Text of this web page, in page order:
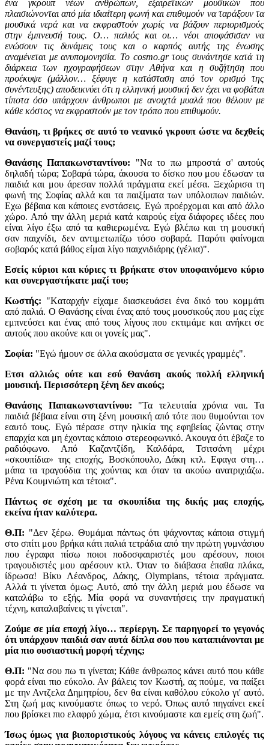
ένα γκρουπ νέων ανθρώπων, εξαιρετικών μουσικών που
πλαισιώνονται από μία ιδιαίτερη φωνή και επιθυμούν να ταράξουν τα
μουσικά νερά και να εκφραστούν χωρίς να βάζουν περιορισμούς
στην έμπνευσή τους. Ο… παλιός και οι… νέοι αποφάσισαν να
ενώσουν τις δυνάμεις τους και o καρπός αυτής της ένωσης
αναμένεται με ανυπομονησία. Το cosmo.gr τους συνάντησε κατά τη
διάρκεια των ηχογραφήσεων στην Αθήνα και η συζήτηση που
προέκυψε (μάλλον… ξέφυγε η κατάσταση από τον ορισμό της
συνέντευξης) αποδεικνύει ότι η ελληνική μουσική δεν έχει να φοβάται
τίποτα όσο υπάρχουν άνθρωποι με ανοιχτά μυαλά που θέλουν με
κάθε κόστος να εκφραστούν με τον τρόπο που επιθυμούν.
Θανάση, τι βρήκες σε αυτό το νεανικό γκρουπ ώστε να δεχθείς
να συνεργαστείς μαζί τους;
Θανάσης Παπακωνσταντίνου: "Nα το πω μπροστά σ' αυτούς
δηλαδή τώρα; Σοβαρά τώρα, άκουσα το δίσκο που μου έδωσαν τα
παιδιά και μου άρεσαν πολλά πράγματα εκεί μέσα. Ξεχώρισα τη
φωνή της Σοφίας αλλά και τα παιξίματα των υπόλοιπων παιδιών.
Εχω βέβαια και κάποιες ενστάσεις. Εγώ προέρχομαι και από άλλο
χώρο. Από την άλλη μεριά κατά καιρούς είχα διάφορες ιδέες που
είναι λίγο έξω από τα καθιερωμένα. Εγώ βλέπω και τη μουσική
σαν παιχνίδι, δεν αντιμετωπίζω τόσο σοβαρά. Παρότι φαίνομαι
σοβαρός κατά βάθος είμαι λίγο παιχνιδιάρης (γέλια)".
Εσείς κύριοι και κύριες τι βρήκατε στον υποφαινόμενο κύριο
και συνεργαστήκατε μαζί του;
Κωστής: "Kαταρχήν είχαμε διασκευάσει ένα δικό του κομμάτι
από παλιά. Ο Θανάσης είναι ένας από τους μουσικούς που μας είχε
εμπνεύσει και ένας από τους λίγους που εκτιμάμε και ανήκει σε
αυτούς που ακούνε και οι γονείς μας".
Σοφία: "Εγώ ήμουν σε άλλα ακούσματα σε γενικές γραμμές".
Ετσι αλλιώς ούτε και εσύ Θανάση ακούς πολλή ελληνική
μουσική. Περισσότερη ξένη δεν ακούς;
Θανάσης Παπακωνσταντίνου: "Τα τελευταία χρόνια ναι. Τα
παιδιά βέβαια είναι στη ξένη μουσική από τότε που θυμούνται τον
εαυτό τους. Εγώ πέρασε στην ηλικία της εφηβείας ζώντας στην
επαρχία και μη έχοντας κάποιο στερεοφωνικό. Ακουγα ότι έβαζε το
ραδιόφωνο. Από Καζαντζίδη, Καλδάρα, Τσιτσάνη μέχρι
«σκουπίδια» της εποχής, Βοσκόπουλο, Δάκη κτλ. Εφαγα στη…
μάπα τα τραγούδια της χούντας και όταν τα ακούω ανατριχιάζω.
Ρένα Κουμνιώτη και τέτοια".
Πάντως σε σχέση με τα σκουπίδια της δικής μας εποχής,
εκείνα ήταν καλύτερα.
Θ.Π: "Δεν ξέρω. Θυμάμαι πάντως ότι ψάχνοντας κάποια στιγμή
στο σπίτι μου βρήκα κάτι παλιά τετράδια από την πρώτη γυμνάσιου
που έγραφα πίσω ποιοι ποδοσφαιριστές μου αρέσουν, ποιοι
τραγουδιστές μου αρέσουν κτλ. Όταν το διάβασα έπαθα πλάκα,
ίδρωσα! Βίκυ Λέανδρος, Δάκης, Olympians, τέτοια πράγματα.
Αλλά τι γίνεται όμως; Αυτό, από την άλλη μεριά μου έδωσε να
καταλάβω το εξής. Μία φορά να συναντήσεις την πραγματική
τέχνη, καταλαβαίνεις τι γίνεται".
Ζούμε σε μία εποχή λίγο… περίεργη. Σε παρηγορεί το γεγονός
ότι υπάρχουν παιδιά σαν αυτά δίπλα σου που καταπιάνονται με
μία πιο ουσιαστική μορφή τέχνης;
Θ.Π: "Να σου πω τι γίνεται; Κάθε άνθρωπος κάνει αυτό που κάθε
φορά είναι πιο εύκολο. Αν βάλεις τον Κωστή, ας πούμε, να παίξει
με την Αντζελα Δημητρίου, δεν θα είναι καθόλου εύκολο γι' αυτό.
Στη ζωή μας κινούμαστε όπως το νερό. Όπως αυτό πηγαίνει εκεί
που βρίσκει πιο ελαφρύ χώμα, έτσι κινούμαστε και εμείς στη ζωή".
Ίσως όμως για βιοποριστικούς λόγους να κάνεις επιλογές τις